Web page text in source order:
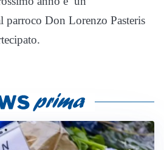
parroco Don Lorenzo Pasteris